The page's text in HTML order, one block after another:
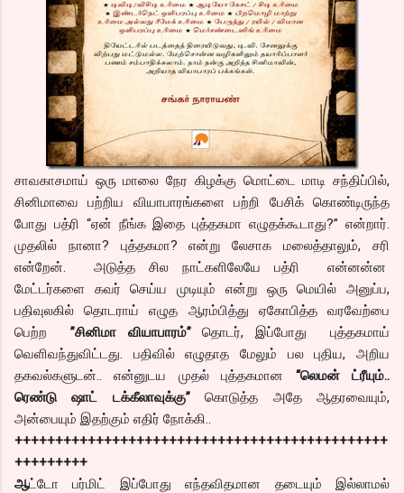
சாவகாசமாய் ஒரு மாலை நேர கிழக்கு மொட்டை மாடி சந்திப்பில்,
சினிமாவை பற்றிய வியாபாரங்களை பற்றி பேசிக் கொண்டிருந்த
போது பத்ரி “ஏன் நீங்க இதை புத்தகமா எழுதக்கூடாது?” என்றார்.
முதலில் நானா? புத்தகமா? என்று லேசாக மலைத்தாலும், சரி
என்றேன். அடுத்த சில நாட்களிலேயே பத்ரி என்னன்ன
மேட்டர்களை கவர் செய்ய முடியும் என்று ஒரு மெயில் அனுப்ப,
பதிவுலகில் தொடராய் எழுத ஆரம்பித்து ஏகோபித்த வரவேற்பை
பெற்ற ”சினிமா வியாபாரம்”தொடர், இப்போது புத்தகமாய்
வெளிவந்துவிட்டது. பதிவில் எழுதாத மேலும் பல புதிய, அறிய
தகவல்களுடன்.. என்னுடய முதல் புத்தகமான “லெமன் ட்ரீயும்..
ரெண்டு ஷாட் டக்கீலாவுக்கு”கொடுத்த அதே ஆதரவையும்,
அன்பையும் இதற்கும் எதிர் நோக்கி..
++++++++++++++++++++++++++++++++++++++++++++++
+++++++++
ஆட்டோ பர்மிட் இப்போது எந்தவிதமான தடையும் இல்லாமல்